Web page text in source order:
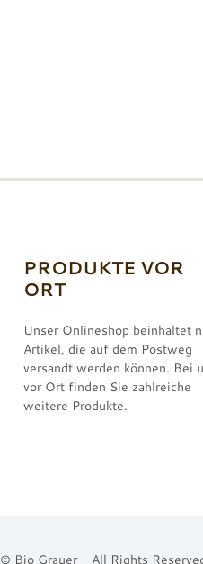
PRODUKTE VOR
ORT
Unser Onlineshop beinhaltet
Artikel, die auf dem Postweg
versandt werden können. Bei
vor Ort finden Sie zahlreiche
weitere Produkte.
© Bio Grauer - All Rights